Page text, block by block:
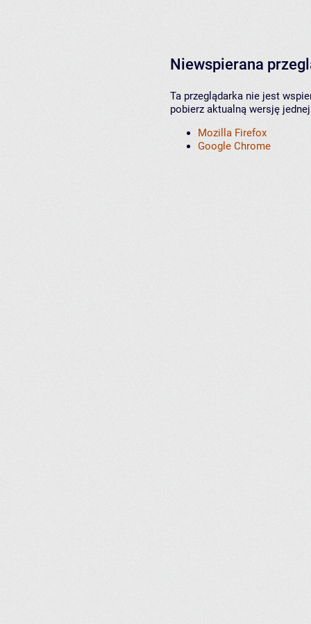
Niewspierana
Ta przeglądarka nie jest
pobierz aktualną wersję
Mozilla Firefox
Google Chrome